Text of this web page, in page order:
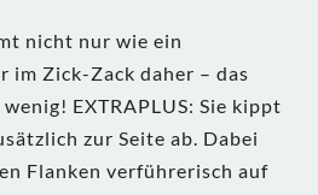
nicht nur wie ein
im Zick-Zack daher – das
EXTRAPLUS: Sie kippt
zur Seite ab. Dabei
Flanken verführerisch auf